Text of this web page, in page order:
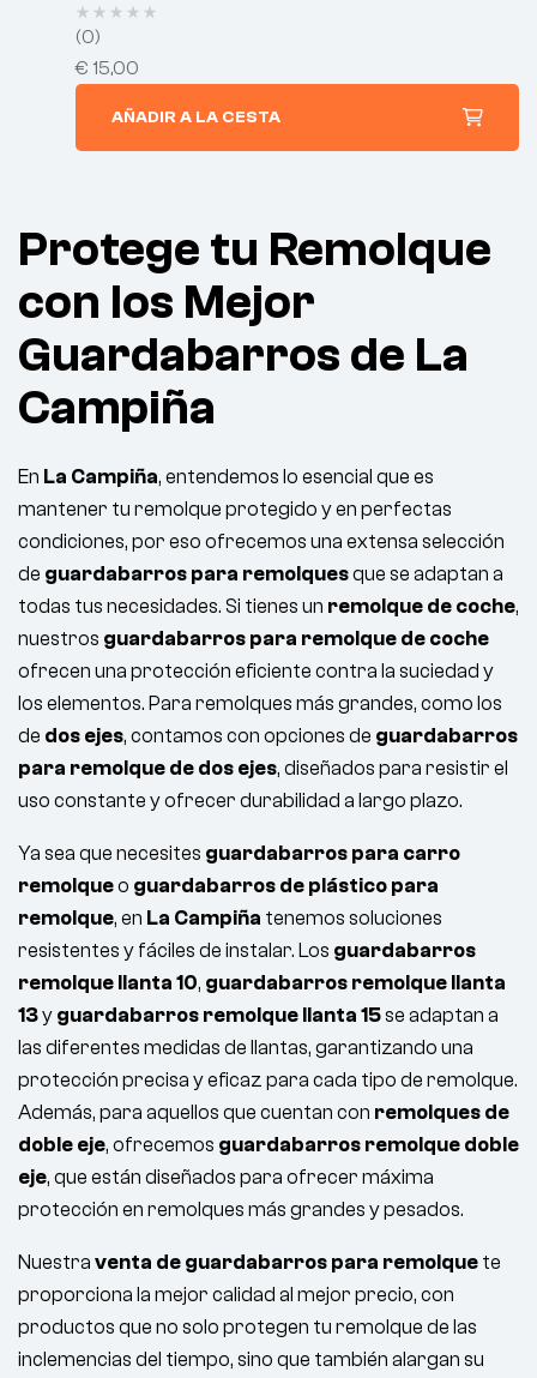
(0)
€ 15,00
AÑADIR A LA CESTA
Protege tu Remolque
con los Mejor
Guardabarros de La
Campiña
En La Campiña, entendemos lo esencial que es
mantener tu remolque protegido y en perfectas
condiciones, por eso ofrecemos una extensa selección
de guardabarros para remolquesque se adaptan a
todas tus necesidades. Si tienes un remolque de coche,
nuestros guardabarros para remolque de coche
ofrecen una protección eficiente contra la suciedad y
los elementos. Para remolques más grandes, como los
de dos ejes, contamos con opciones de guardabarros
para remolque de dos ejes, diseñados para resistir el
uso constante y ofrecer durabilidad a largo plazo.
Ya sea que necesites guardabarros para carro
remolqueo guardabarros de plástico para
remolque, en La Campiña tenemos soluciones
resistentes y fáciles de instalar. Los guardabarros
remolque llanta 10, guardabarros remolque llanta
13y guardabarros remolque llanta 15se adaptan a
las diferentes medidas de llantas, garantizando una
protección precisa y eficaz para cada tipo de remolque.
Además, para aquellos que cuentan con remolques de
doble eje, ofrecemos guardabarros remolque doble
eje, que están diseñados para ofrecer máxima
protección en remolques más grandes y pesados.
Nuestra venta de guardabarros para remolque te
proporciona la mejor calidad al mejor precio, con
productos que no solo protegen tu remolque de las
inclemencias del tiempo, sino que también alargan su